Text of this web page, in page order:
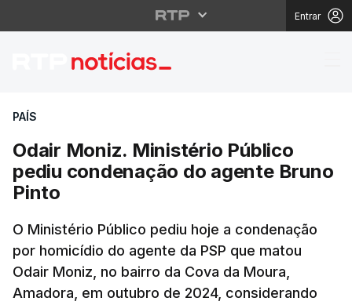
Entrar
Odair Moniz.
PAÍS
Odair Moniz. Ministério Público
pediu condenação do agente Bruno
Pinto
O Ministério Público pediu hoje a condenação
por homicídio do agente da PSP que matou
Odair Moniz, no bairro da Cova da Moura,
Amadora, em outubro de 2024, considerando